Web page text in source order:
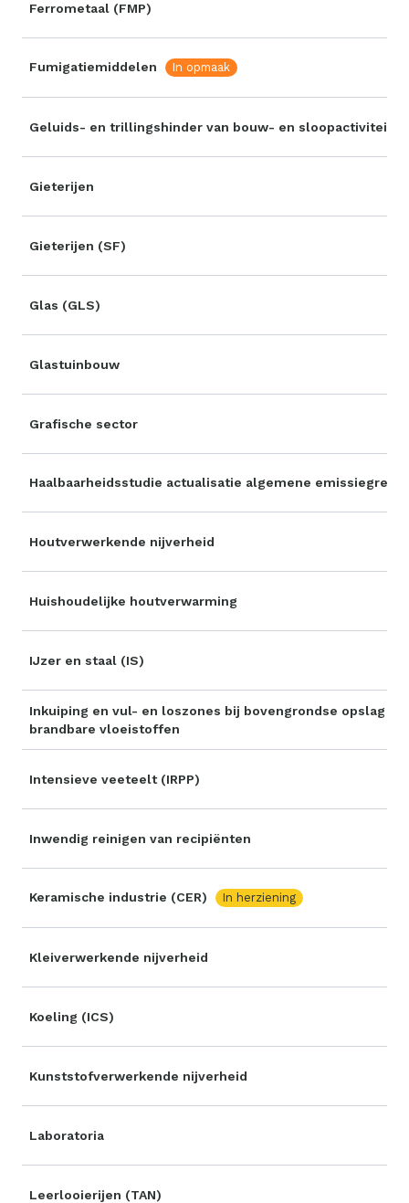
Ferrometaal (FMP)
Fumigatiemiddelen In opmaak
Geluids- en trillingshinder van bouw- en sloopactiviteiten
Gieterijen
Gieterijen (SF)
Glas (GLS)
Glastuinbouw
Grafische sector
Haalbaarheidsstudie actualisatie algemene
Houtverwerkende nijverheid
Huishoudelijke houtverwarming
IJzer en staal (IS)
Inkuiping en vul- en loszones bij bovengrondse opslag
brandbare vloeistoffen
Intensieve veeteelt (IRPP)
Inwendig reinigen van recipiënten
Keramische industrie (CER) In herziening
Kleiverwerkende nijverheid
Koeling (ICS)
Kunststofverwerkende nijverheid
Laboratoria
Leerlooierijen (TAN)